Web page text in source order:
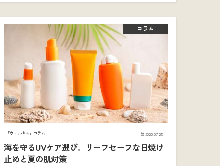
コラム
「ウェルネス」コラム 2026.07.25
海を守るUVケア選び。リーフセーフな日焼け
止めと夏の肌対策